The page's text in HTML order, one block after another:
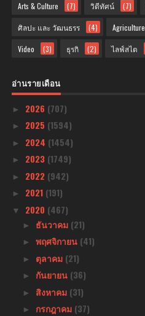
Arts & Culture (7) วิดีทัศน์ (7)
ศิลปะ และ วัฒนธรร (4) Agriculture
Video (3) ธุรกิ (2) ไลฟ์สไต
อ่านรายเดือน
► 2026 (707)
► 2025 (1594)
► 2024 (1454)
► 2023 (1749)
► 2022 (942)
► 2021 (191)
▼ 2020 (467)
► ธันวาคม (21)
► พฤศจิกายน (41)
► ตุลาคม (21)
► กันยายน (36)
► สิงหาคม (31)
► กรกฎาคม (37)